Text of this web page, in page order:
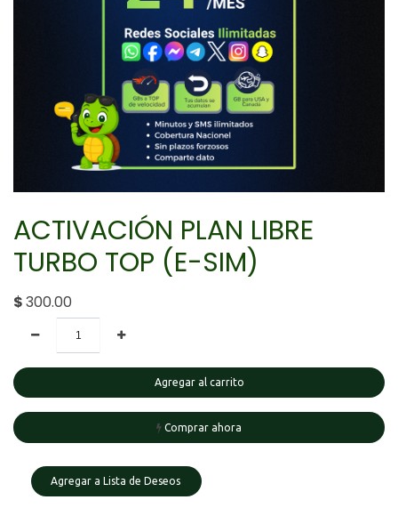
ACTIVACIÓN PLAN LIBRE
TURBO TOP (E-SIM)
$300.00
Agregar al carrito
Comprar ahora
Agregar a Lista de Deseos